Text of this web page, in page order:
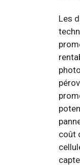
Les
coût